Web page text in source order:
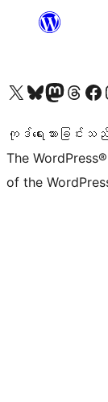
ကျွန်ုပ်တို့၏ X (ယခင် Twitter) အကောင့်သို့ သွားရောက်ကြည့်ရှုပါကျွန်ုပ်တို့၏ Bluesky အကောင့်သို့ ဝင်ရောက်ကြည့်ရှုရန်
ကျွန်ုပ်တို့၏ Mastodon အကောင့်သို့ သွားရောက်ကြည့်ရှုပါကျွန်ုပ်တို့၏ Threads အကောင့်သို့ ဝင်ရောက်ကြည့်ရှုရန်
ကျွန်ုပ်တို့၏ Facebook စာမျက်နှာသို့ သွားရောက်ကြည့်ရှုပါကျွန်ု
ကုဒ်ရေးသားခြင်း
The
of the